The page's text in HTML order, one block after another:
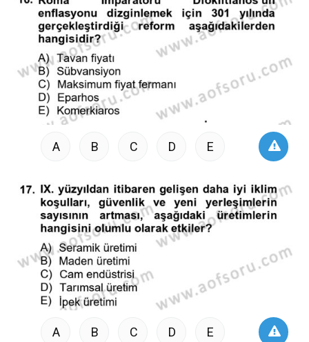
A B C D E
A B C D E